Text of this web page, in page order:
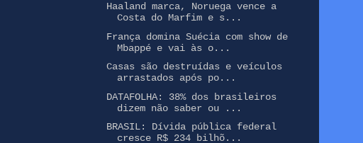
Haaland marca, Noruega vence a
Costa do Marfim e s...
França domina Suécia com show de
Mbappé e vai às o...
Casas são destruídas e veículos
arrastados após po...
DATAFOLHA: 38% dos brasileiros
dizem não saber ou ...
BRASIL: Dívida pública federal
cresce R$ 234 bilhõ...